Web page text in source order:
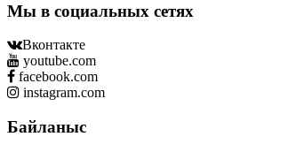
Мы в социальных сетях
Вконтакте
youtube.com
facebook.com
instagram.com
Байланыс